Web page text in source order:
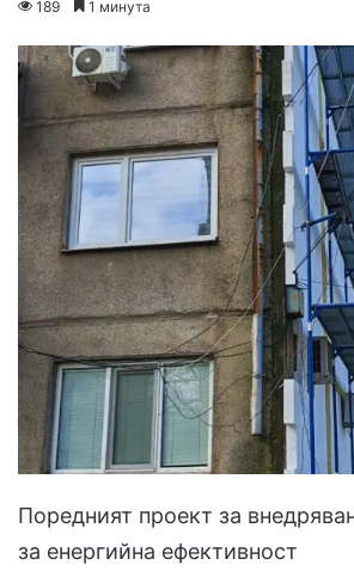
189 1 минута
Поредният проект за
за енергийна ефективност